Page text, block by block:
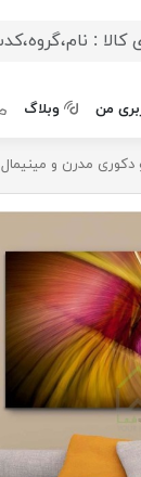
من وبلاگ
دکوری مدرن و مینیمال